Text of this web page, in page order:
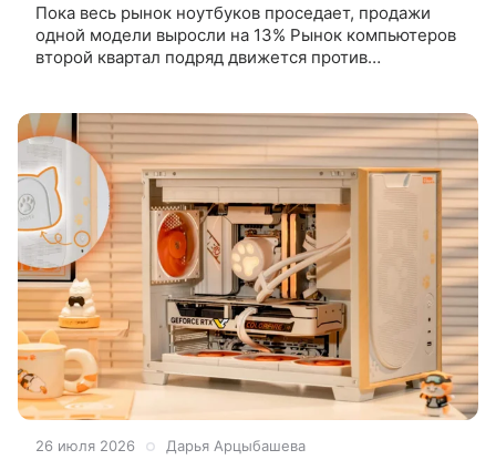
Пока весь рынок ноутбуков проседает, продажи
одной модели выросли на 13% Рынок компьютеров
второй квартал подряд движется против
26 июля 2026 Дарья Арцыбашева